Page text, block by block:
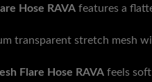
Hose RAVA features a
transparent stretch mesh
Flare Hose RAVA feels